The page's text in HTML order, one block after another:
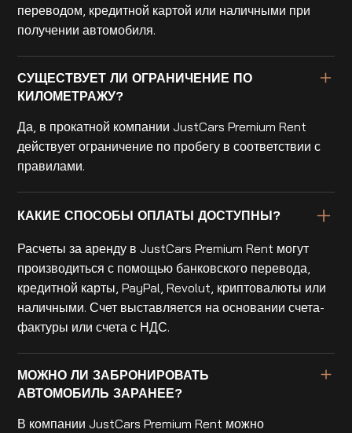
переводом, кредитной картой или наличными при
получении автомобиля.
СУЩЕСТВУЕТ ЛИ ОГРАНИЧЕНИЕ ПО
КИЛОМЕТРАЖУ?
Да, в прокатной компании JustCars Premium Rent
действует ограничение по пробегу в соответствии с
правилами.
КАКИЕ СПОСОБЫ ОПЛАТЫ ДОСТУПНЫ?
Расчеты за аренду в JustCars Premium Rent могут
производиться с помощью банковского перевода,
кредитной карты, PayPal, Revolut, криптовалюты или
наличными. Счет выставляется на основании счета-
фактуры или счета с НДС.
МОЖНО ЛИ ЗАБРОНИРОВАТЬ
АВТОМОБИЛЬ ЗАРАНЕЕ?
В компании JustCars Premium Rent можно